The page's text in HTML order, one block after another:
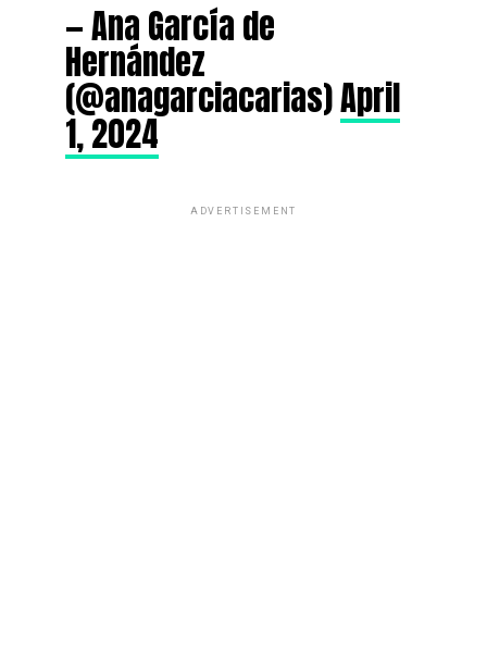
— Ana García de
Hernández
(@anagarciacarias)April
1, 2024
ADVERTISEMENT